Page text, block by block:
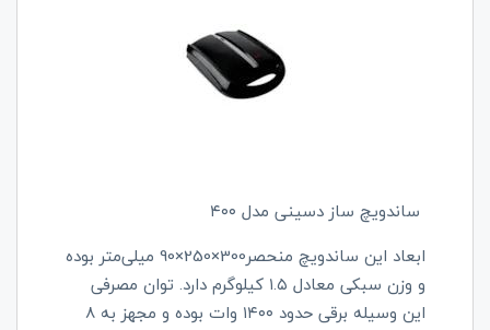
ساندویچ ساز دسینی مدل ۴۰۰
ابعاد این ساندویچ منحصر300×250×90 میلی‌متر بوده
و وزن سبکی معادل ۱.۵ کیلوگرم دارد. توان مصرفی
این وسیله برقی حدود ۱۴۰۰ وات بوده و مجهز به ۸